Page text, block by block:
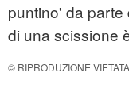
puntino' da
di una scissione
© RIPRODUZIONE VIETATA